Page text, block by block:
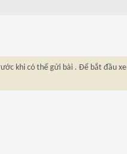
khi có thể gửi bài . Để bắt đầu